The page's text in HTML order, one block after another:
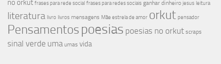
no orkut frases para rede social frases para redes sociais ganhar dinheiro jesus leitura
literatura livro livros mensagens Mãe estrela de amor orkut pensador
Pensamentospoesias poesias no orkut scraps
sinal verde uma umas vida